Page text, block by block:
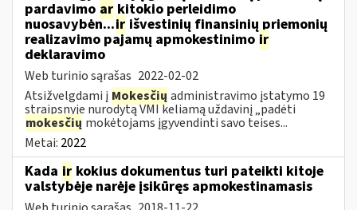
pardavimo ar kitokio perleidimo
nuosavybėn...ir išvestinių finansinių priemonių
realizavimo pajamų apmokestinimo ir
deklaravimo
Web turinio sąrašas 2022-02-02
Atsižvelgdami į Mokesčių administravimo įstatymo 19
straipsnyje nurodytą VMI keliamą uždavinį „padėti
mokesčių mokėtojams įgyvendinti savo teises...
Metai: 2022
Kada ir kokius dokumentus turi pateikti kitoje
valstybėje narėje įsikūręs apmokestinamasis